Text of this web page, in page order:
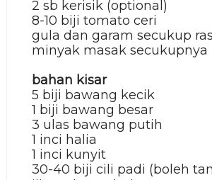
2 sb kerisik (optional)
8-10 biji tomato ceri
gula dan garam secukup
minyak masak secukupnya
bahan kisar
5 biji bawang kecik
1 biji bawang besar
3 ulas bawang putih
1 inci halia
1 inci kunyit
30-40 biji cili padi (boleh